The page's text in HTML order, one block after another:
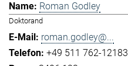
Roman Godley
Doktorand
roman.godley@...
+49 511 762-12183